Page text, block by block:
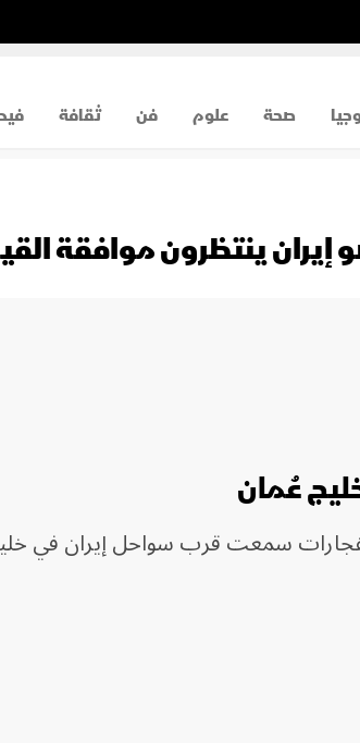
صحة علوم فن ثقافة
إيران ينتظرون موافقة
عُمان
سمعت قرب سواحل إيران في